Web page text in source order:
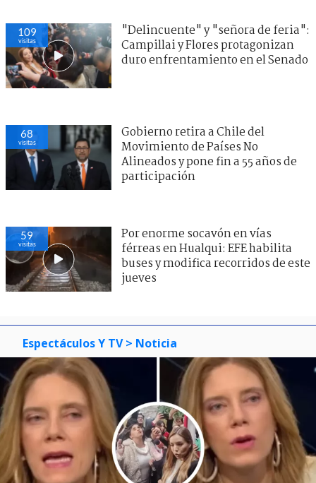
109
visitas
"Delincuente" y "señora de feria":
Campillai y Flores protagonizan
duro enfrentamiento en el Senado
68
visitas
Gobierno retira a Chile del
Movimiento de Países No
Alineados y pone fin a 55 años de
participación
59
visitas
Por enorme socavón en vías
férreas en Hualqui: EFE habilita
buses y modifica recorridos de este
jueves
Espectáculos Y TV > Noticia